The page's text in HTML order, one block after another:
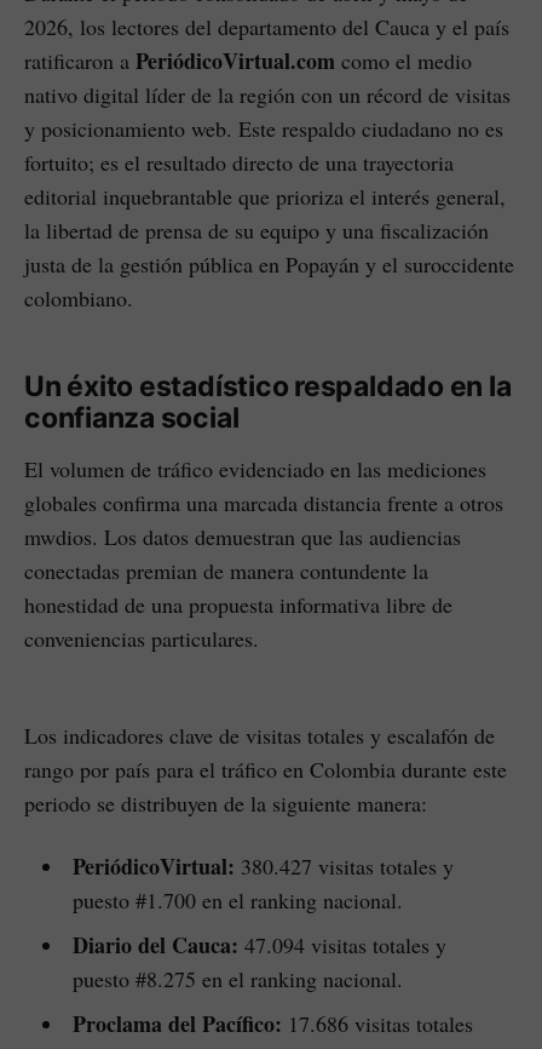
2026, los lectores del departamento del Cauca y el país
ratificaron a PeriódicoVirtual.com como el medio
nativo digital líder de la región con un récord de visitas
y posicionamiento web. Este respaldo ciudadano no es
fortuito; es el resultado directo de una trayectoria
editorial inquebrantable que prioriza el interés general,
la libertad de prensa de su equipo y una fiscalización
justa de la gestión pública en Popayán y el suroccidente
colombiano.
Un éxito estadístico respaldado en la
confianza social
El volumen de tráfico evidenciado en las mediciones
globales confirma una marcada distancia frente a otros
mwdios. Los datos demuestran que las audiencias
conectadas premian de manera contundente la
honestidad de una propuesta informativa libre de
conveniencias particulares.
Los indicadores clave de visitas totales y escalafón de
rango por país para el tráfico en Colombia durante este
periodo se distribuyen de la siguiente manera:
PeriódicoVirtual: 380.427 visitas totales y
puesto #1.700 en el ranking nacional.
Diario del Cauca: 47.094 visitas totales y
puesto #8.275 en el ranking nacional.
Proclama del Pacífico: 17.686 visitas totales